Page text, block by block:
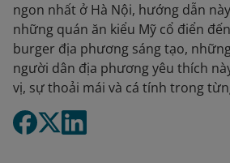
ngon nhất ở Hà Nội, hướng dẫn
những quán ăn kiểu Mỹ cổ điển
burger địa phương sáng tạo,
người dân địa phương yêu thích
vị, sự thoải mái và cá tính trong